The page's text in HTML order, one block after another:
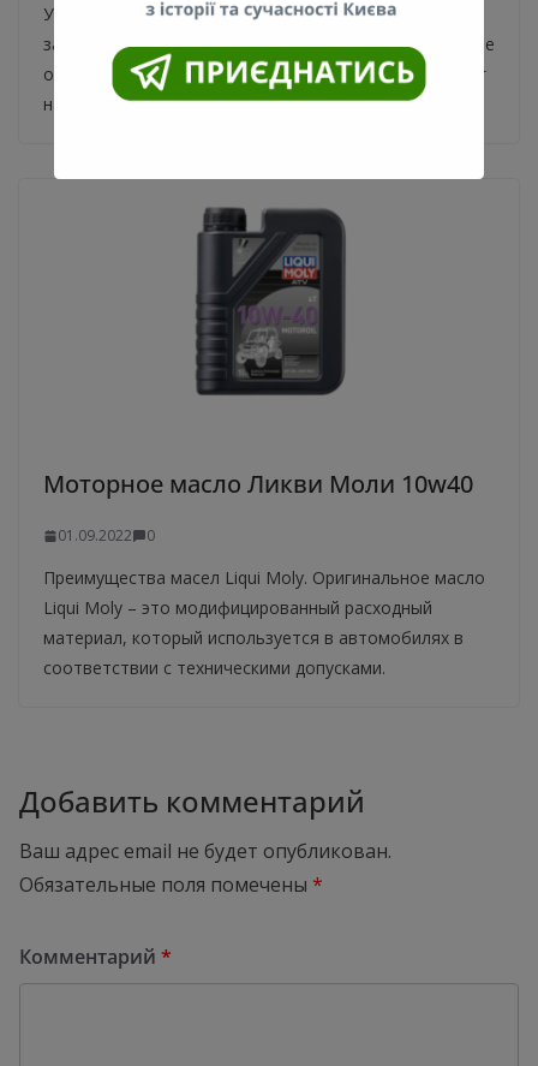
Узнайте, на что обращать внимание при выборе
заведения с бездепозитным бонусом в Украине. Какие
особенности получения бесплатных вращений, денег
на
Моторное масло Ликви Моли 10w40
01.09.2022 0
Преимущества масел Liqui Moly. Оригинальное масло
Liqui Moly – это модифицированный расходный
материал, который используется в автомобилях в
соответствии с техническими допусками.
Добавить комментарий
Ваш адрес email не будет опубликован.
Обязательные поля помечены *
Комментарий *